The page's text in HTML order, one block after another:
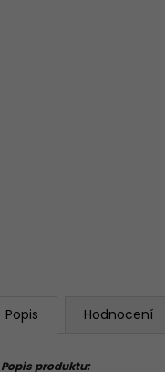
Popis Hodnocení
Popis produktu: